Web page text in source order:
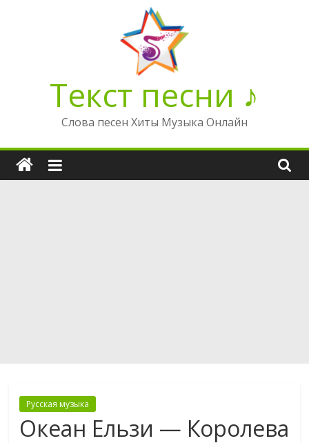
Текст песни ♪
Слова песен Хиты Музыка Онлайн
Русская музыка
Океан Ельзи — Королева